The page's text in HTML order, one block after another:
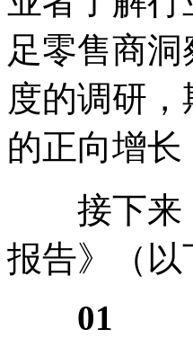
足零售商
度的调研
的正向增
接下来，
报告》（以
01